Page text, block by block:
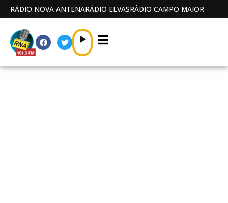
RÁDIO NOVA ANTENARÁDIO ELVASRÁDIO CAMPO MAIOR